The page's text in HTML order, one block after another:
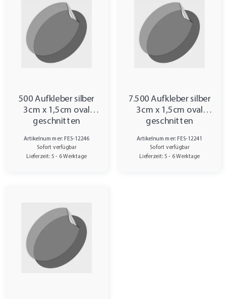
500 Aufkleber silber
3cm x 1,5cm oval
geschnitten
Artikelnummer: FES-12246
Sofort verfügbar
Lieferzeit: 5 - 6 Werktage
7.500 Aufkleber silber
3cm x 1,5cm oval
geschnitten
Artikelnummer: FES-12241
Sofort verfügbar
Lieferzeit: 5 - 6 Werktage